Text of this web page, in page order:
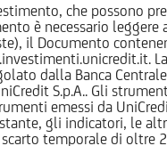
che possono
è necessario
il Documento
dalla Banca
S.p.A.. Gli
emessi da
gli indicatori, le
temporale di oltre